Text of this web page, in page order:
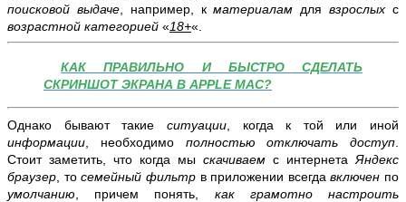
поисковой выдаче, например, кматериалам длявзрослыхс
возрастной категорией «18+«.
КАК ПРАВИЛЬНО И БЫСТРО СДЕЛАТЬ
СКРИНШОТ ЭКРАНА В APPLE MAC?
Однако бывают такие ситуации, когда к той или иной
информации , необходимо полностью отключать доступ
Стоит заметить, что когда мы скачиваем с интернета Яндекс
браузер , тосемейный фильтрв приложении всегдавключен по
умолчанию , причем понять, как грамотно настроить